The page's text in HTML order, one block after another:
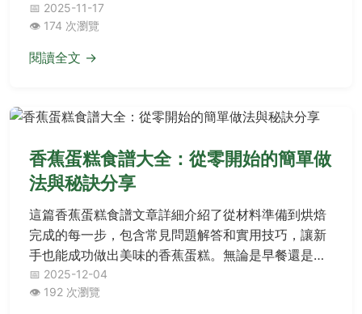
論您是水晶新手還是資深愛好者，都能找到全面且可
靠的資訊，幫助您正確運用紅紋石的能量。
📅 2025-11-17
👁️ 174 次瀏覽
閱讀全文 →
香蕉蛋糕食譜大全：從零開始的簡單做
法與秘訣分享
這篇香蕉蛋糕食譜文章詳細介紹了從材料準備到烘焙
完成的每一步，包含常見問題解答和實用技巧，讓新
手也能成功做出美味的香蕉蛋糕。無論是早餐還是下
午茶，這款蛋糕都是絕佳選擇，文中還分享了個人經
驗和變體食譜，幫助您解決所有烘焙疑問。
📅 2025-12-04
👁️ 192 次瀏覽